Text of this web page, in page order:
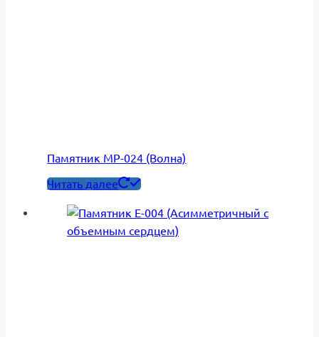
Памятник МР-024 (Волна)
Читать далее